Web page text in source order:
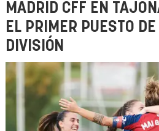
MADRID CFF EN
EL PRIMER PUESTO
DIVISIÓN